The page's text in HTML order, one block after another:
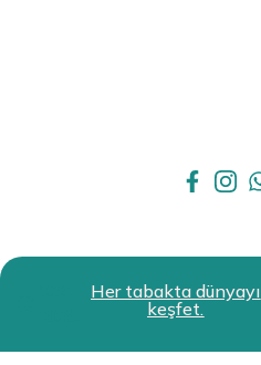
RestokitHer tabakta dünyayı
keşfet.